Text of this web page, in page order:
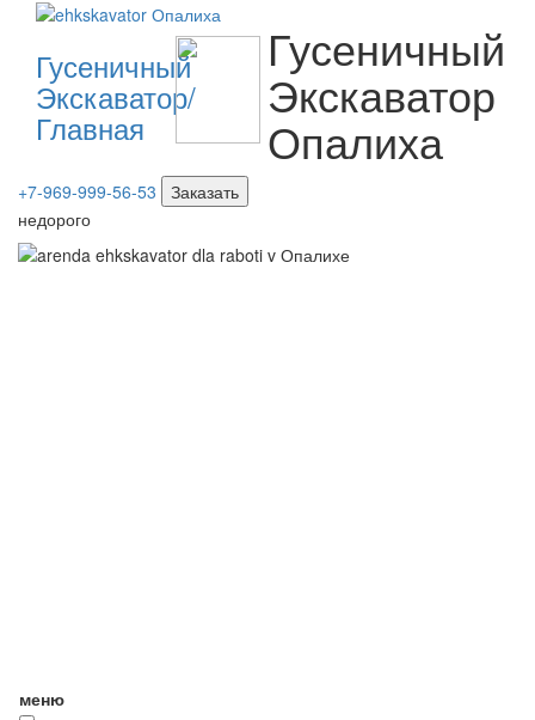
Гусеничный
Экскаватор/
Главная
Гусеничный
Экскаватор
Опалиха
+7-969-999-56-53
Заказать
недорого
меню